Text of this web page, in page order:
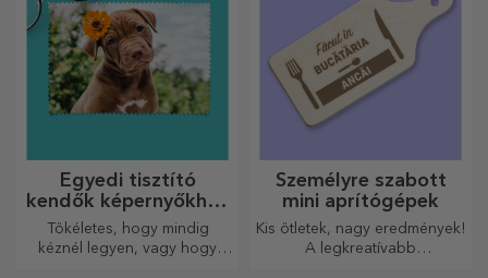
Egyedi tisztító
kendők képernyőkhöz
és szemüvegekhez
Tökéletes, hogy mindig
kéznél legyen, vagy hogy
Személyre szabott
mini aprítógépek
Kis ötletek, nagy eredmények!
A legkreatívabb